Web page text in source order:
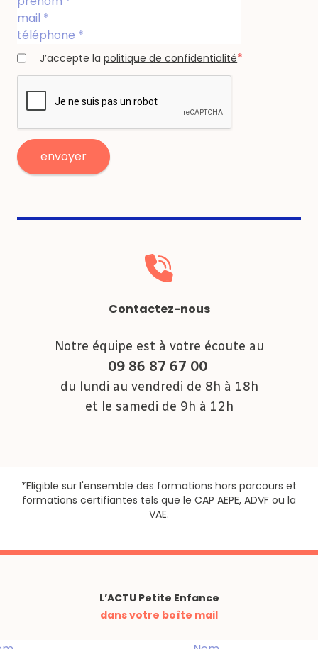
J’accepte lapolitique de confidentialité*
Contactez-nous
Notre équipe est à votre écoute au
09 86 87 67 00
du lundi au vendredi de 8h à 18h
et le samedi de 9h à 12h
*Eligible sur l'ensemble des formations hors parcours et
formations certifiantes tels que le CAP AEPE, ADVF ou la
VAE.
L’ACTU Petite Enfance
dans votre boîte mail